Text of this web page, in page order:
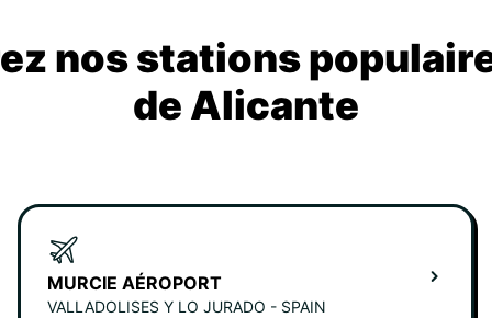
nos stations
de Alicante
MURCIE AÉROPORT
VALLADOLISES Y LO JURADO - SPAIN